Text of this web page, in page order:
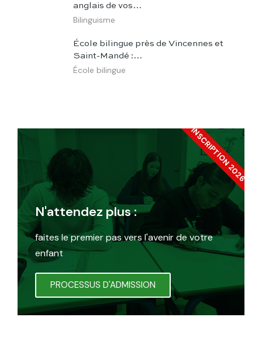
anglais de vos…
Bilinguisme
École bilingue près de Vincennes et
Saint-Mandé :…
École bilingue
N'attendez plus :
faites le premier pas vers l'avenir de votre
enfant
PROCESSUS D'ADMISSION
INSCRIPTION 2026